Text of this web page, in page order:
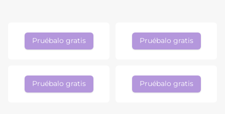
Pruébalo gratis Pruébalo gratis
Pruébalo gratis Pruébalo gratis